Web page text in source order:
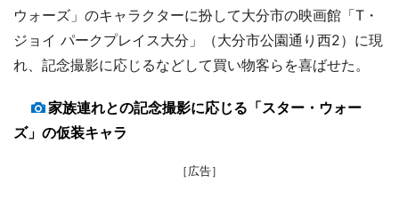
ウォーズ」のキャラクターに扮して大分市の映画館「T・
ジョイ パークプレイス大分」（大分市公園通り西2）に現
れ、記念撮影に応じるなどして買い物客らを喜ばせた。
家族連れとの記念撮影に応じる「スター・ウォー
ズ」の仮装キャラ
［広告］